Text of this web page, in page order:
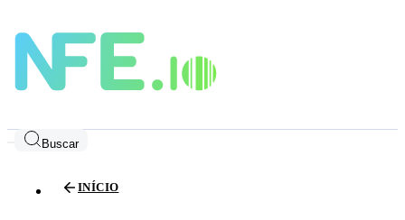
Buscar
INÍCIO